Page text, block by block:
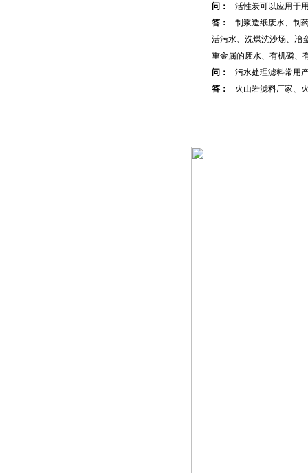
问：
活性炭可以应用于
答：
制浆造纸废水、制
活污水、洗煤洗沙场、冶
重金属的废水、有机磷、
问：
污水处理滤料常用
答：
火山岩滤料厂家、